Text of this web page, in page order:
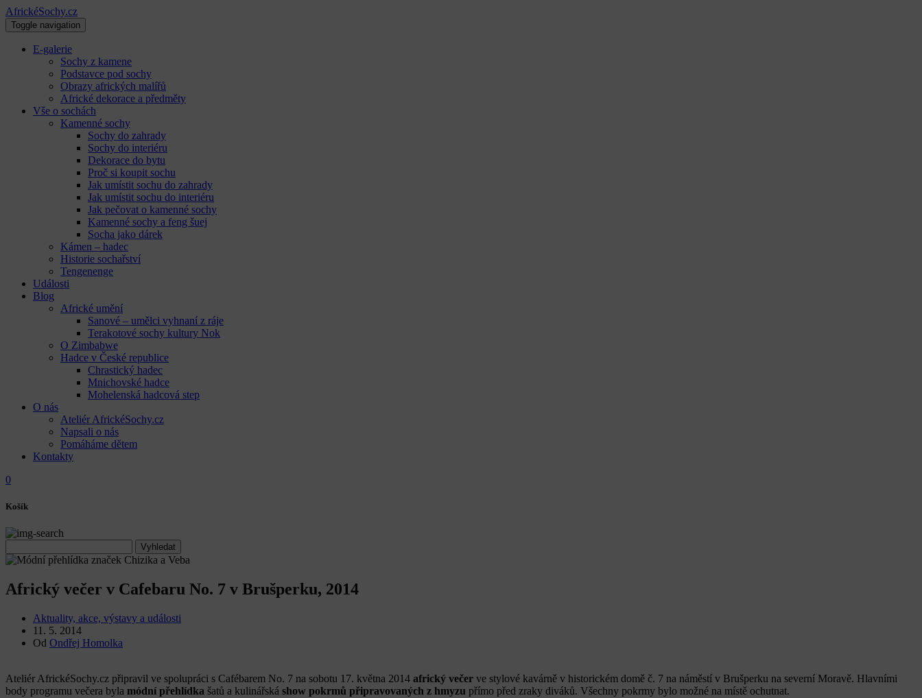
AfrickéSochy.cz
Toggle navigation
E-galerie
Sochy z kamene
Podstavce pod sochy
Obrazy afrických malířů
Africké dekorace a předměty
Vše o sochách
Kamenné sochy
Sochy do zahrady
Sochy do interiéru
Dekorace do bytu
Proč si koupit sochu
Jak umístit sochu do zahrady
Jak umístit sochu do interiéru
Jak pečovat o kamenné sochy
Kamenné sochy a feng šuej
Socha jako dárek
Kámen – hadec
Historie sochařství
Tengenenge
Události
Blog
Africké umění
Sanové – umělci vyhnaní z ráje
Terakotové sochy kultury Nok
O Zimbabwe
Hadce v České republice
Chrastický hadec
Mnichovské hadce
Mohelenská hadcová step
O nás
Ateliér AfrickéSochy.cz
Napsali o nás
Pomáháme dětem
Kontakty
0
Košík
Africký večer v Cafebaru No. 7 v Brušperku, 2014
Aktuality, akce, výstavy a události
11. 5. 2014
Od Ondřej Homolka
Ateliér AfrickéSochy.cz připravil ve spolupráci s Cafébarem No. 7 na sobotu 17. května 2014 africký večer ve stylové kavárně v historickém domě č. 7 na náměstí v Brušperku na severní Moravě. Hlavními
body programu večera byla módní přehlídka šatů a kulinářská show pokrmů připravovaných z hmyzu přímo před zraky diváků. Všechny pokrmy bylo možné na místě ochutnat.